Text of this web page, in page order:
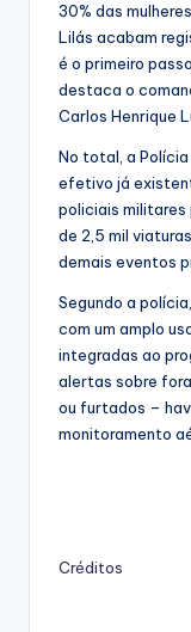
30% das
Lilás acabam
é o primeiro
destaca o
Carlos Henrique
No total, a
efetivo já
policiais militares
de 2,5 mil
demais eventos
Segundo a
com um amplo
integradas ao
alertas sobre
ou furtados –
monitoramento
Créditos